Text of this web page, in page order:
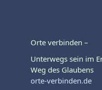
Orte verbinden –
Unterwegs sein im
Weg des Glaubens
orte-verbinden.de